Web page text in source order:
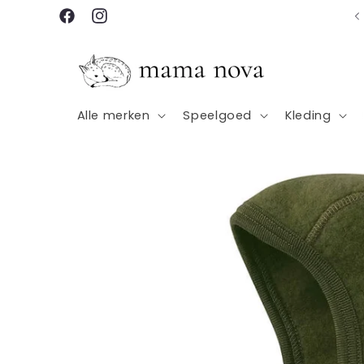
Meteen
naar deFacebookInstagram
Gratis verzending vanaf €100
Alle merken Speelgoed Kleding